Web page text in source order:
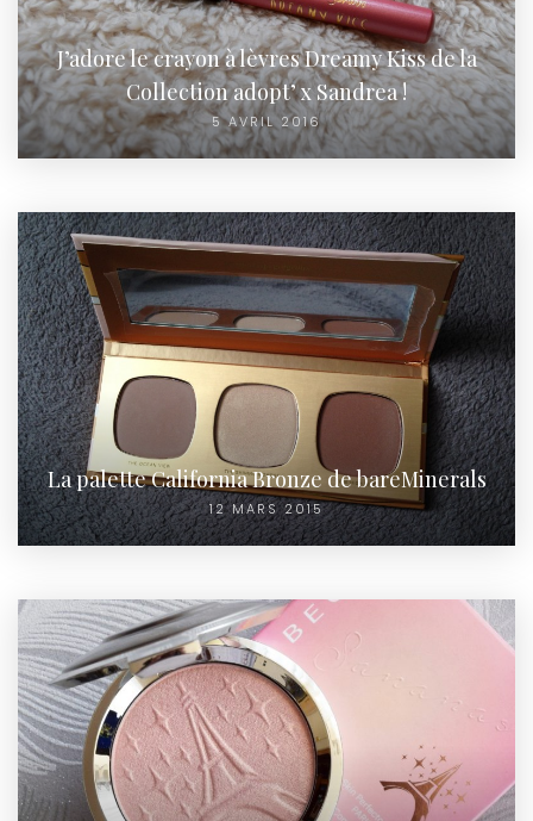
J’adore le crayon à lèvres Dreamy Kiss de la
Collection adopt’ x Sandrea !
5 AVRIL 2016
La palette California Bronze de bareMinerals
12 MARS 2015